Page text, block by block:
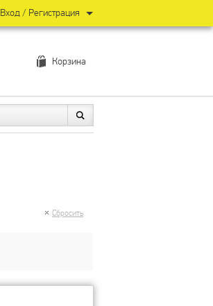
Корзина
Сбросить
Вход / Регистрация